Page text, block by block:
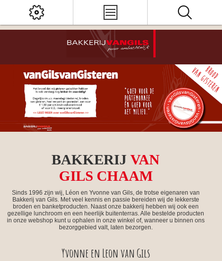
BAKKERIJVAN
GILS CHAAM
Sinds 1996 zijn wij, Léon en Yvonne van Gils, de trotse eigenaren van
Bakkerij van Gils. Met veel kennis en passie bereiden wij de lekkerste
broden en banketproducten. Naast onze bakkerij hebben wij ook een
gezellige lunchroom en een heerlijk buitenterras. Alle bestelde producten
in onze webshop kunt u ophalen in onze winkel of, wanneer u binnen ons
bezorggebied valt, laten bezorgen.
Yvonne en Leon van Gils